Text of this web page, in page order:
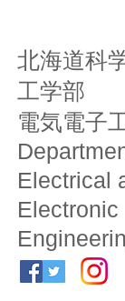
北海道科
工学部
電気電子
Electrical
Electronic